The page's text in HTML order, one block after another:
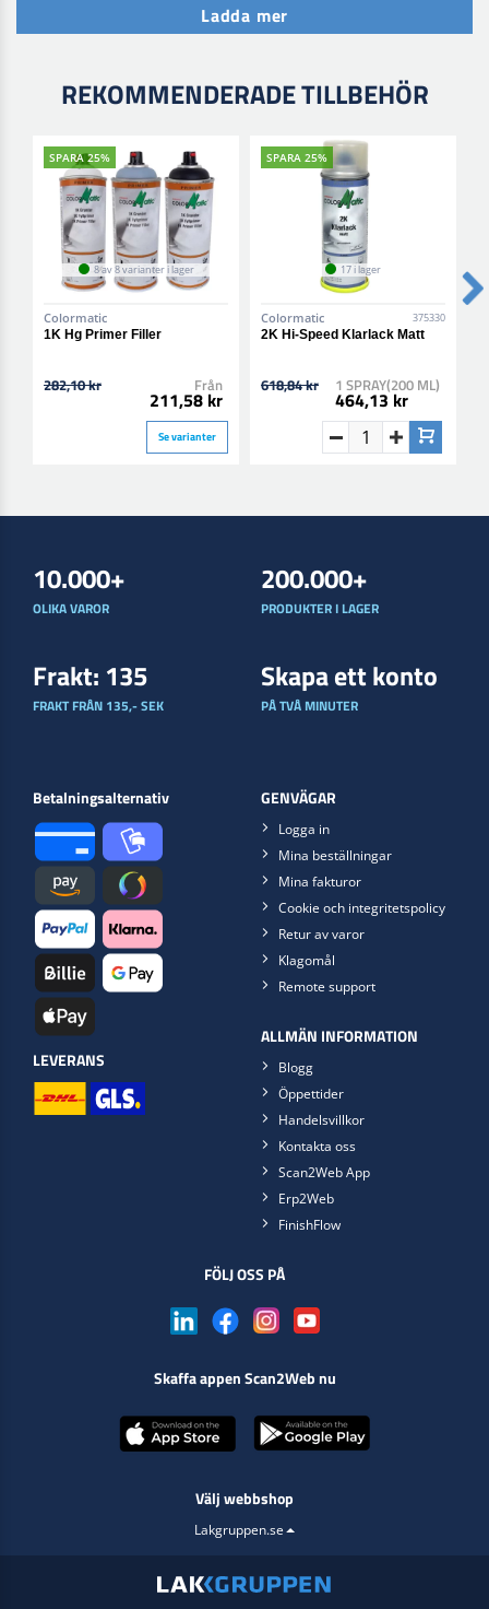
Ladda mer
REKOMMENDERADE TILLBEHÖR
SPARA 25%
8 av 8 varianter i lager
Colormatic
1K Hg Primer Filler
282,10 kr Från
211,58 kr
Se varianter
SPARA 25%
17 i lager
Colormatic 375330
2K Hi-Speed Klarlack Matt
618,84 kr 1 SPRAY(200 ML)
464,13 kr
10.000+
OLIKA VAROR
200.000+
PRODUKTER I LAGER
Frakt: 135
FRAKT FRÅN 135,- SEK
Skapa ett konto
PÅ TVÅ MINUTER
Betalningsalternativ
LEVERANS
GENVÄGAR
Logga in
Mina beställningar
Mina fakturor
Cookie och integritetspolicy
Retur av varor
Klagomål
Remote support
ALLMÄN INFORMATION
Blogg
Öppettider
Handelsvillkor
Kontakta oss
Scan2Web App
Erp2Web
FinishFlow
FÖLJ OSS PÅ
Skaffa appen Scan2Web nu
Välj webbshop
Lakgruppen.se